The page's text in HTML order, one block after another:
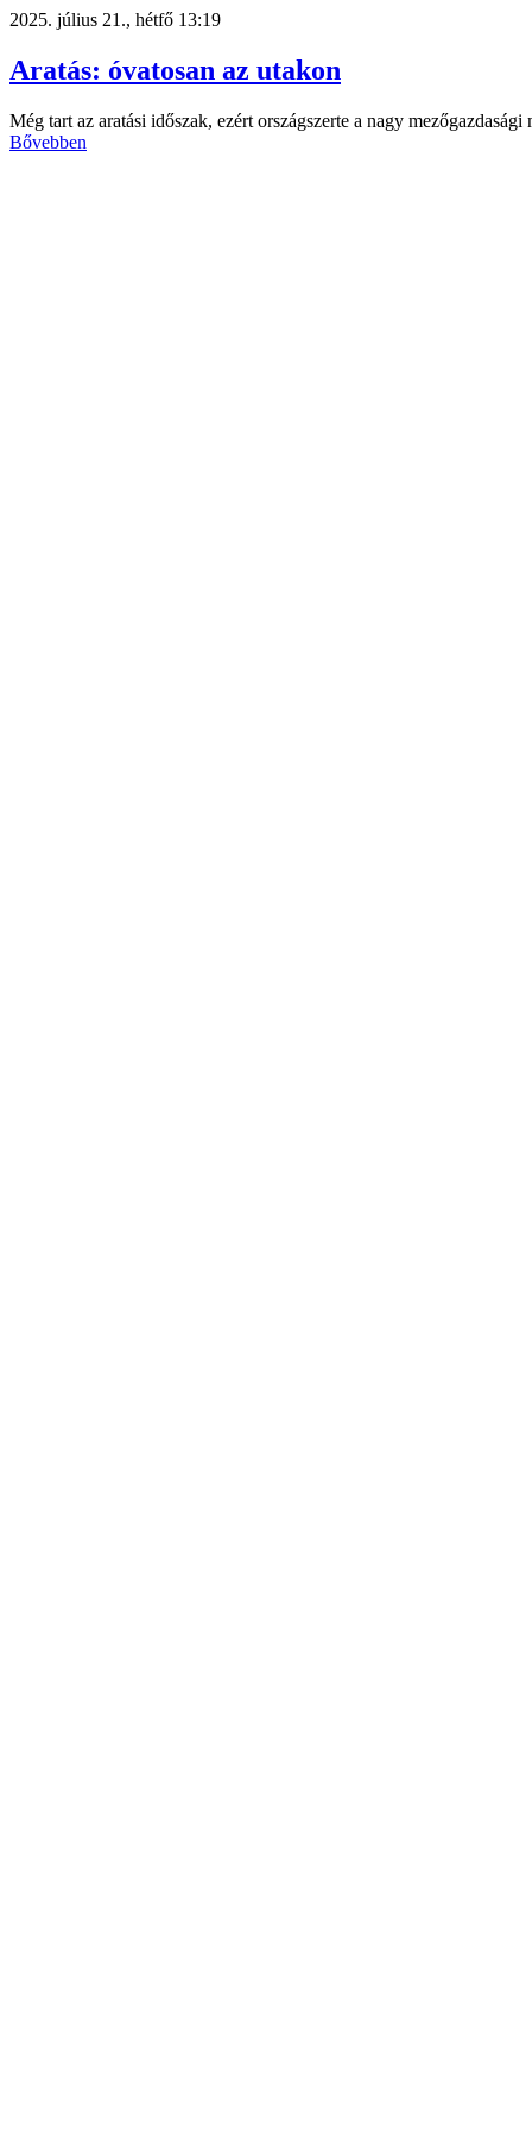
2025. július 21., hétfő 13:19
Aratás: óvatosan az utakon
Még tart az aratási időszak, ezért országszerte a nagy
Bővebben